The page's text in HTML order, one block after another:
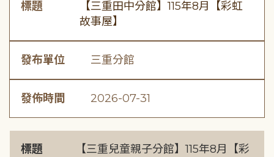
標題
【三重田中分館】115年8月【彩虹
故事屋】
發布單位 三重分館
發佈時間 2026-07-31
標題
【三重兒童親子分館】115年8月【彩